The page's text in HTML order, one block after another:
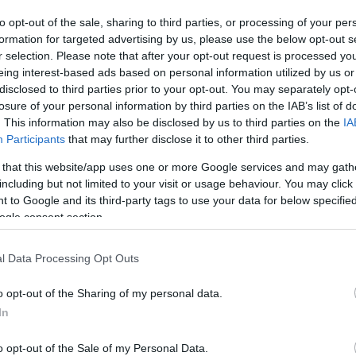
opt-out of the sale, sharing to third parties, or processing of your
for targeted advertising by us, please use the below opt-out
selection. Please note that after your opt-out request is processed
interest-based ads based on personal information utilized by us
to third parties prior to your opt-out. You may separately
of your personal information by third parties on the IAB’s list of
This information may also be disclosed by us to third parties on the
Participants that may further disclose it to other third parties.
that this website/app uses one or more Google services and may
but not limited to your visit or usage behaviour. You may
to Google and its third-party tags to use your data for below
consent section.
Data Processing Opt Outs
opt-out of the Sharing of my personal data.
opt-out of the Sale of my Personal Data.
szigetek megszállása nem köt minket.
amit kell”
Erdogan az északi Samsun tartományban
erre reagálva közölte, hogy nem fogja
fogjuk szövetségeseinket
tartalmáról… hogy világossá
szövetségünk kohéziójára egy veszélyes
a görög külügyminisztérium.